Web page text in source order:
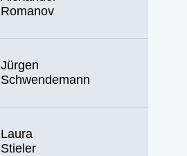
Romanov
Jürgen
Schwendemann
Laura
Stieler